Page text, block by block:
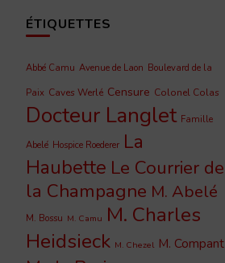
ÉTIQUETTES
Abbé Camu Avenue de Laon Boulevard de la
Paix Caves Werlé Censure Colonel Colas
Docteur Langlet Famille
Abelé Hospice Roederer La
Haubette Le Courrier de
la Champagne M. Abelé
M. Bossu M. Camu M. Charles
Heidsieck M. Chezel M. Compant